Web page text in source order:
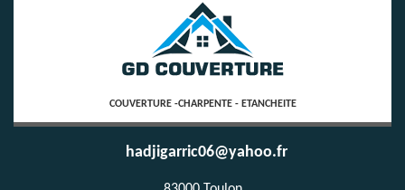
COUVERTURE -CHARPENTE - ETANCHEITE
hadjigarric06@yahoo.fr